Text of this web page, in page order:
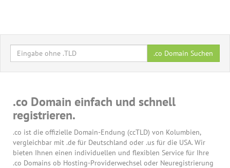
.co Domain Suchen
.co Domain einfach und schnell
registrieren.
.co ist die offizielle Domain-Endung (ccTLD) von Kolumbien,
vergleichbar mit .de für Deutschland oder .us für die USA. Wir
bieten Ihnen einen individuellen und flexiblen Service für Ihre
.co Domains ob Hosting-Providerwechsel oder Neuregistrierung